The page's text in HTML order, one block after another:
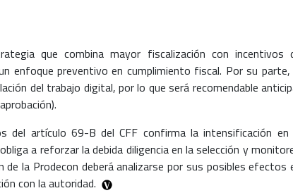
que combina mayor fiscalización con incentivos
enfoque preventivo en cumplimiento fiscal. Por su parte,
del trabajo digital, por lo que será recomendable
del artículo 69-B del CFF confirma la intensificación en
a reforzar la debida diligencia en la selección y
la Prodecon deberá analizarse por sus posibles efectos
con la autoridad.